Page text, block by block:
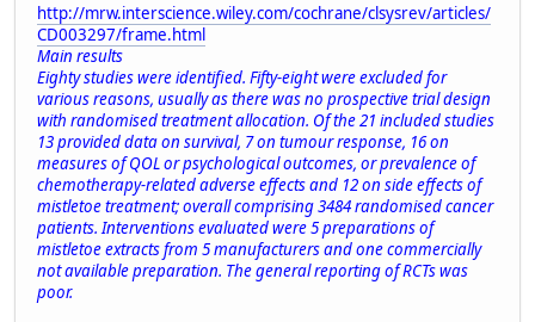
http://mrw.interscience.wiley.com/cochrane/clsysrev/articles/
CD003297/frame.html
Main results
Eighty studies were identified. Fifty-eight were excluded for
various reasons, usually as there was no prospective trial design
with randomised treatment allocation. Of the 21 included studies
13 provided data on survival, 7 on tumour response, 16 on
measures of QOL or psychological outcomes, or prevalence of
chemotherapy-related adverse effects and 12 on side effects of
mistletoe treatment; overall comprising 3484 randomised cancer
patients. Interventions evaluated were 5 preparations of
mistletoe extracts from 5 manufacturers and one commercially
not available preparation. The general reporting of RCTs was
poor.